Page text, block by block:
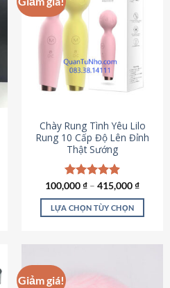
biến
thể.
Các
chọn
thể
chọn
trên
trang
sản
phẩm
Chày Rung Tình Yêu Lilo
Rung 10 Cấp Độ Lên Đỉnh
Thật Sướng
Được xếp
hạng4.94
5 sao
100,000₫ – 415,000₫
LỰA CHỌN TÙY CHỌN
Giảm giá!